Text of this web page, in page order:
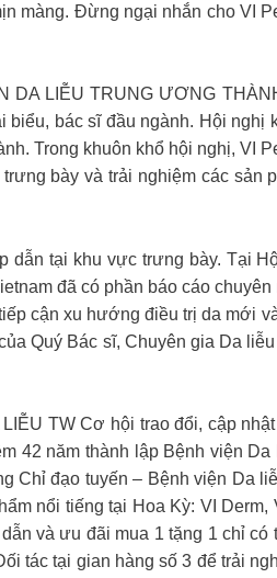
màng. Đừng ngại nhắn cho VI
DA LIỄU TRUNG ƯƠNG
bác sĩ đầu ngành. Hội nghị
Trong khuôn khổ hội nghị, VI
bày và trải nghiệm các sản
dẫn tại khu vực trưng bày. Tại
đã có phần báo cáo chuyên
cận xu hướng điều trị da mới
Quý Bác sĩ, Chuyên gia Da
TW Cơ hội trao đổi, cập
42 năm thành lập Bệnh viện
Chỉ đạo tuyến – Bệnh viện Da
nổi tiếng tại Hoa Kỳ: VI Derm,
và ưu đãi mua 1 tặng 1 chỉ có
tác tại gian hàng số 3 để trải